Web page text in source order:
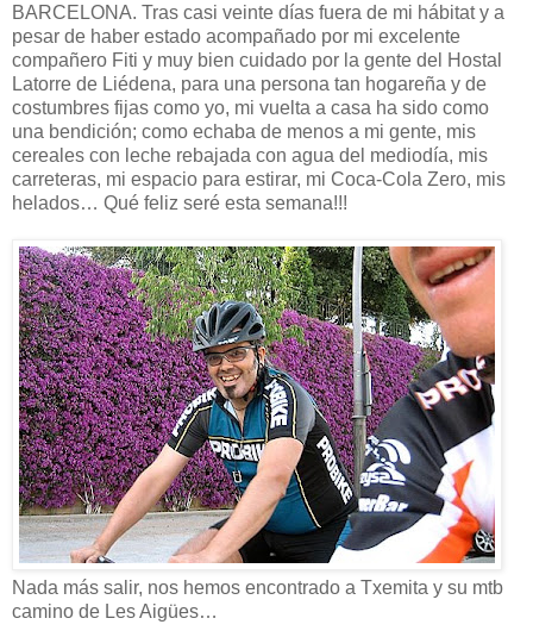
BARCELONA. Tras casi veinte días fuera de mi hábitat y a
pesar de haber estado acompañado por mi excelente
compañero Fiti y muy bien cuidado por la gente del Hostal
Latorre de Liédena, para una persona tan hogareña y de
costumbres fijas como yo, mi vuelta a casa ha sido como
una bendición; como echaba de menos a mi gente, mis
cereales con leche rebajada con agua del mediodía, mis
carreteras, mi espacio para estirar, mi Coca-Cola Zero, mis
helados… Qué feliz seré esta semana!!!
Nada más salir, nos hemos encontrado a Txemita y su mtb
camino de Les Aigües…